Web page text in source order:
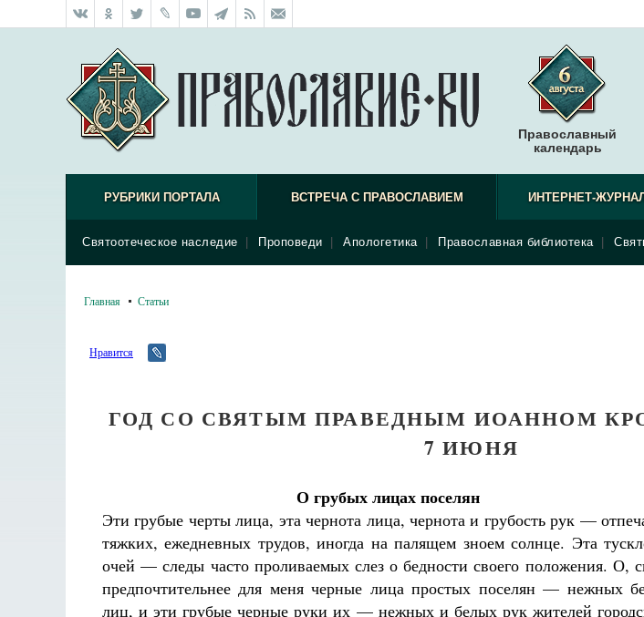
Православный
календарь
РУБРИКИ ПОРТАЛА ВСТРЕЧА С ПРАВОСЛАВИЕМ
Святоотеческое наследие Проповеди Апологетика Православная библиотека
ИНТЕРНЕТ-ЖУРНАЛ
Главная Статьи
Нравится
ГОД СО СВЯТЫМ ПРАВЕДНЫМ ИОАННОМ
7 ИЮНЯ
О грубых лицах поселян
Эти грубые черты лица, эта чернота лица, чернота и грубость рук —
тяжких, ежедневных трудов, иногда на палящем зноем солнце. Эта
очей — следы часто проливаемых слез о бедности своего положения. О,
предпочтительнее для меня черные лица простых поселян — нежных
лиц, и эти грубые черные руки их — нежных и белых рук жителей